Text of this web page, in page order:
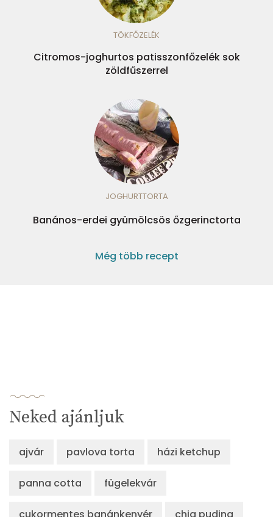
TÖKFŐZELÉK
Citromos-joghurtos patisszonfőzelék sok
zöldfűszerrel
JOGHURTTORTA
Banános-erdei gyümölcsös őzgerinctorta
Még több recept
Neked ajánljuk
ajvár pavlova torta házi ketchup
panna cotta fügelekvár
cukormentes banánkenyér chia puding